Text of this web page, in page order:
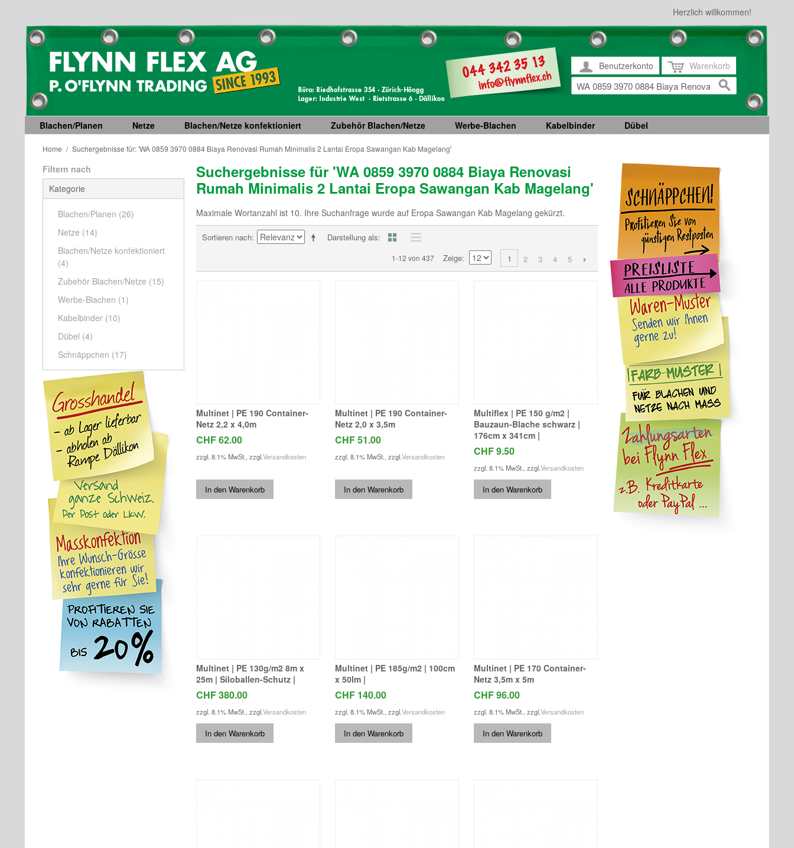
Herzlich willkommen!
Benutzerkonto Warenkorb
Blachen/Planen Netze Blachen/Netze konfektioniert Zubehör Blachen/Netze Werbe-Blachen Kabelbinder Dübel
Home / Suchergebnisse für: 'WA 0859 3970 0884 Biaya Renovasi Rumah Minimalis 2 Lantai Eropa Sawangan Kab Magelang'
Filtern nach
Kategorie
Blachen/Planen (26)
Netze (14)
Blachen/Netze konfektioniert
(4)
Zubehör Blachen/Netze (15)
Werbe-Blachen (1)
Kabelbinder (10)
Dübel (4)
Schnäppchen (17)
Suchergebnisse für 'WA 0859 3970 0884 Biaya Renovasi
Rumah Minimalis 2 Lantai Eropa Sawangan Kab Magelang'
Maximale Wortanzahl ist 10. Ihre Suchanfrage wurde auf Eropa Sawangan Kab Magelang gekürzt.
Darstellung als
Sortieren nach
1-12 von 437 Zeige 1 2 3 4 5
Multinet | PE 190 Container-
Netz 2,2 x 4,0m
CHF 62.00
zzgl. 8.1% MwSt., zzgl.Versandkosten
In den Warenkorb
Multinet | PE 190 Container-
Netz 2,0 x 3,5m
CHF 51.00
zzgl. 8.1% MwSt.,zzgl.Versandkosten
In den Warenkorb
Multiflex | PE 150 g/m2 |
Bauzaun-Blache schwarz |
176cm x 341cm |
CHF 9.50
zzgl. 8.1% MwSt.,zzgl.Versandkosten
In den Warenkorb
Multinet | PE 130g/m2 8m x
25m | Siloballen-Schutz |
CHF 380.00
zzgl. 8.1% MwSt., zzgl.Versandkosten
In den Warenkorb
Multinet | PE 185g/m2 | 100cm
x 50lm |
CHF 140.00
zzgl. 8.1% MwSt.,zzgl.Versandkosten
In den Warenkorb
Multinet | PE 170 Container-
Netz 3,5m x 5m
CHF 96.00
zzgl. 8.1% MwSt.,zzgl.Versandkosten
In den Warenkorb